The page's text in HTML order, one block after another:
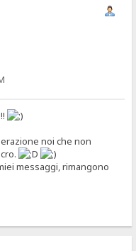
noi che non
messaggi, rimangono